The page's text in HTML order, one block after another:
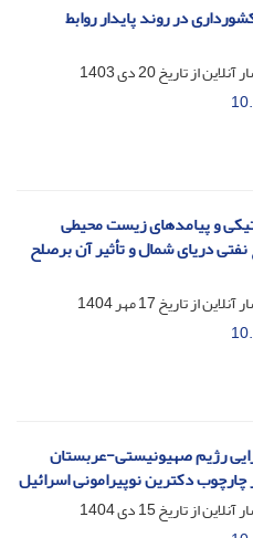
در روند پایدار روابط
آنلاین از تاریخ20 دی 1403
و پیامدهای زیست محیطی
نفتی دریای شمال و تأثیر آن برصلح
آنلاین از تاریخ17 مهر 1404
رژیم صهیونیستی-عربستان
دکترین نوپیرامونی اسرائیل
آنلاین از تاریخ15 دی 1404